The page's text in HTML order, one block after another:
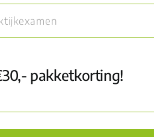
pakketkorting!